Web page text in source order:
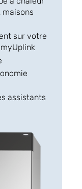
maisons
sur votre
assistants